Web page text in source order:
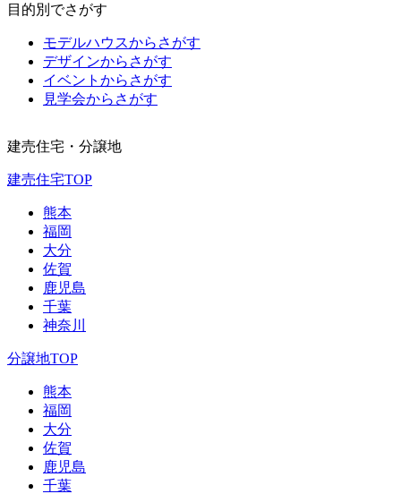
目的別でさがす
モデルハウスからさがす
デザインからさがす
イベントからさがす
見学会からさがす
建売住宅・分譲地
建売住宅TOP
熊本
福岡
大分
佐賀
鹿児島
千葉
神奈川
分譲地TOP
熊本
福岡
大分
佐賀
鹿児島
千葉